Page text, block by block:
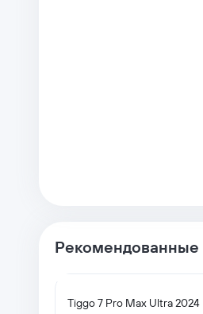
Рекомендованные
Tiggo 7 Pro Max Ultra 2024